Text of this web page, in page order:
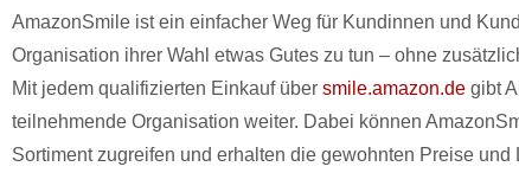
AmazonSmile ist ein einfacher Weg für Kundinnen und
Organisation ihrer Wahl etwas Gutes zu tun – ohne
Mit jedem qualifizierten Einkauf über smile.amazon.de gibt
teilnehmende Organisation weiter. Dabei können
Sortiment zugreifen und erhalten die gewohnten Preise und